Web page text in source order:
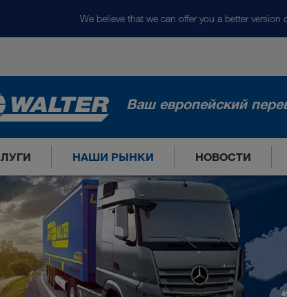
We believe that we can offer you a better version
Ваш европейский
НАШИ РЫНКИ НОВОСТИ